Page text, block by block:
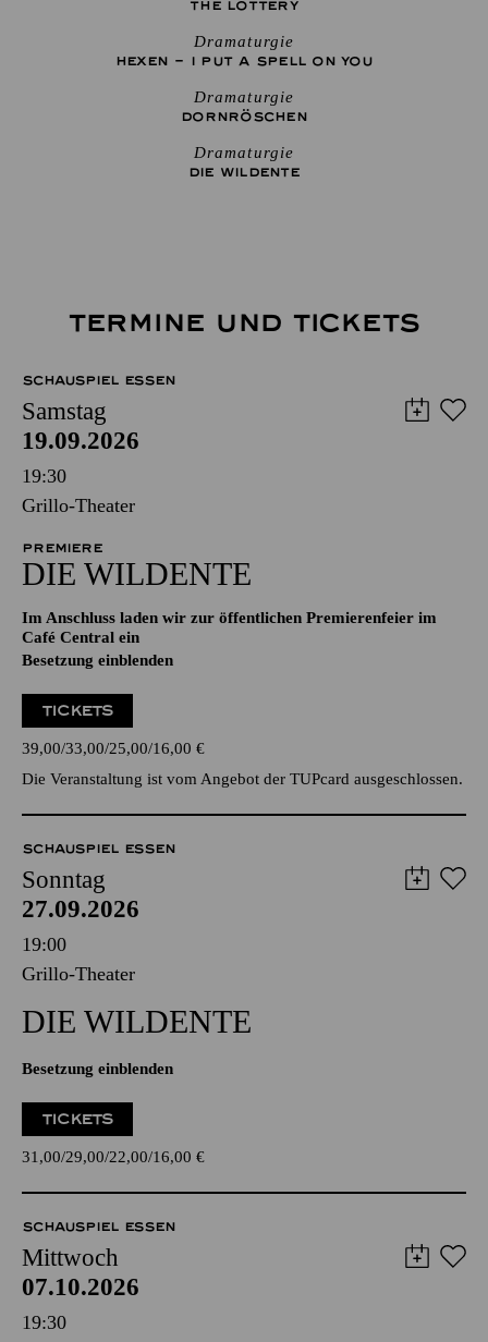
THE ­LOTTERY
Dramaturgie
HEXEN – I PUT A SPELL ON YOU
Dramaturgie
DORNRÖSCHEN
Dramaturgie
DIE WILDENTE
TERMINE UND TICKETS
SCHAUSPIEL ESSEN
Samstag
19.09.2026
19:30
Grillo-Theater
PREMIERE
DIE WILDENTE
Im Anschluss laden wir zur öffentlichen Premierenfeier im
Café Central ein
Besetzung einblenden
TICKETS
39,00 33,00 25,00 16,00 €
Die Veranstaltung ist vom Angebot der TUPcard ausgeschlossen.
SCHAUSPIEL ESSEN
Sonntag
27.09.2026
19:00
Grillo-Theater
DIE WILDENTE
Besetzung einblenden
TICKETS
31,00 29,00 22,00 16,00 €
SCHAUSPIEL ESSEN
Mittwoch
07.10.2026
19:30